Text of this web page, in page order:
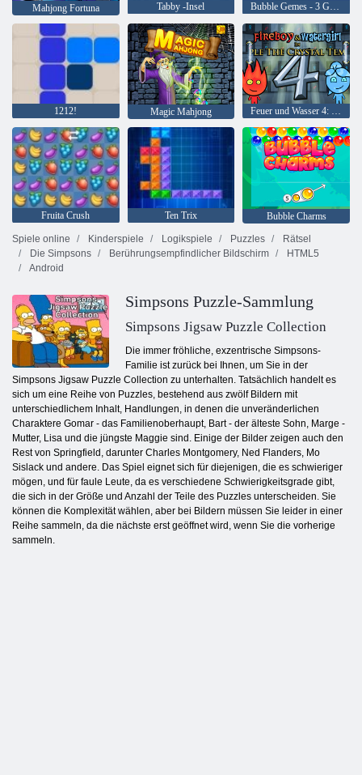
Mahjong Fortuna Tabby -Insel Bubble Gemes - 3 Gewinnt
1212! Magic Mahjong Feuer und Wasser 4: Kristalltempel
Fruita Crush Ten Trix
Bubble Charms
Spiele online
Kinderspiele Logikspiele Puzzles
Rätsel
Die Simpsons
Berührungsempfindlicher Bildschirm
HTML5
Android
Simpsons Puzzle-Sammlung
Simpsons Jigsaw Puzzle Collection
Die immer fröhliche, exzentrische Simpsons-
Familie ist zurück bei Ihnen, um Sie in der
Simpsons Jigsaw Puzzle Collection zu unterhalten. Tatsächlich handelt es
sich um eine Reihe von Puzzles, bestehend aus zwölf Bildern mit
unterschiedlichem Inhalt, Handlungen, in denen die unveränderlichen
Charaktere Gomar - das Familienoberhaupt, Bart - der älteste Sohn, Marge -
Mutter, Lisa und die jüngste Maggie sind. Einige der Bilder zeigen auch den
Rest von Springfield, darunter Charles Montgomery, Ned Flanders, Mo
Sislack und andere. Das Spiel eignet sich für diejenigen, die es schwieriger
mögen, und für faule Leute, da es verschiedene Schwierigkeitsgrade gibt,
die sich in der Größe und Anzahl der Teile des Puzzles unterscheiden. Sie
können die Komplexität wählen, aber bei Bildern müssen Sie leider in einer
Reihe sammeln, da die nächste erst geöffnet wird, wenn Sie die vorherige
sammeln.